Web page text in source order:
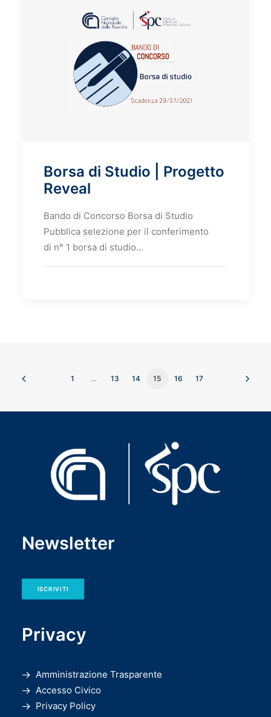
Borsa di Studio | Progetto
Reveal
Bando di Concorso Borsa di Studio
Pubblica selezione per il conferimento
di n° 1 borsa di studio…
1 … 13 14 15 16 17
Newsletter
ISCRIVITI
Privacy
Amministrazione Trasparente
Accesso Civico
Privacy Policy